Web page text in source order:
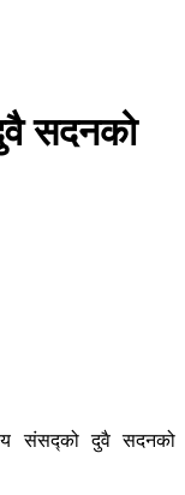
सदनको
संसद्को दुवै सदनको